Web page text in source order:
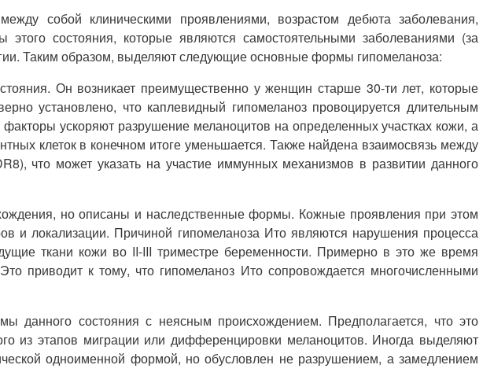
собой клиническими проявлениями, возрастом дебюта заболевания,
состояния, которые являются самостоятельными заболеваниями (за
Таким образом, выделяют следующие основные формы гипомеланоза:
Он возникает преимущественно у женщин старше 30-ти лет, которые
установлено, что каплевидный гипомеланоз провоцируется длительным
ускоряют разрушение меланоцитов на определенных участках кожи, а
клеток в конечном итоге уменьшается. Также найдена взаимосвязь между
что может указать на участие иммунных механизмов в развитии данного
но описаны и наследственные формы. Кожные проявления при этом
и локализации. Причиной гипомеланоза Ито являются нарушения процесса
ткани кожи во II-III триместре беременности. Примерно в это же время
приводит к тому, что гипомеланоз Ито сопровождается многочисленными
данного состояния с неясным происхождением. Предполагается, что это
из этапов миграции или дифференцировки меланоцитов. Иногда выделяют
одноименной формой, но обусловлен не разрушением, а замедлением